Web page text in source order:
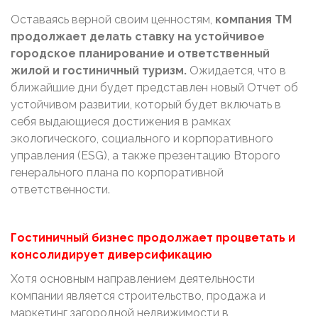
Оставаясь верной своим ценностям, компания TM
продолжает делать ставку на устойчивое
городское планирование и ответственный
жилой и гостиничный туризм. Ожидается, что в
ближайшие дни будет представлен новый Отчет об
устойчивом развитии, который будет включать в
себя выдающиеся достижения в рамках
экологического, социального и корпоративного
управления (ESG), а также презентацию Второго
генерального плана по корпоративной
ответственности.
Гостиничный бизнес продолжает процветать и
консолидирует диверсификацию
Хотя основным направлением деятельности
компании является строительство, продажа и
маркетинг загородной недвижимости в